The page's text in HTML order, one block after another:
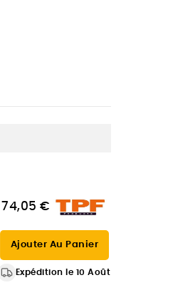
74,05 €
Ajouter Au Panier
Expédition le 10 Août